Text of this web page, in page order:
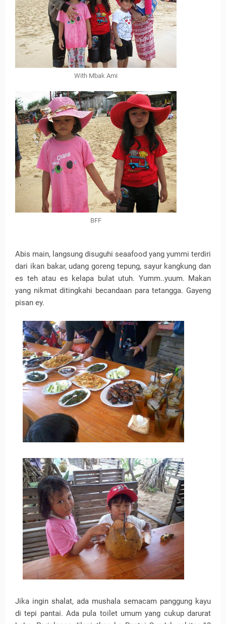
With Mbak Ami
BFF
Abis main, langsung disuguhi seaafood yang yummi terdiri
dari ikan bakar, udang goreng tepung, sayur kangkung dan
es teh atau es kelapa bulat utuh. Yumm..yuum. Makan
yang nikmat ditingkahi becandaan para tetangga. Gayeng
pisan ey.
Jika ingin shalat, ada mushala semacam panggung kayu
di tepi pantai. Ada pula toilet umum yang cukup darurat